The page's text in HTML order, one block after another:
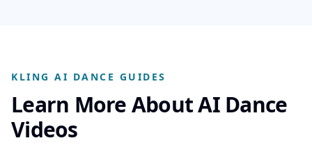
KLING AI DANCE GUIDES
Learn More About AI Dance
Videos